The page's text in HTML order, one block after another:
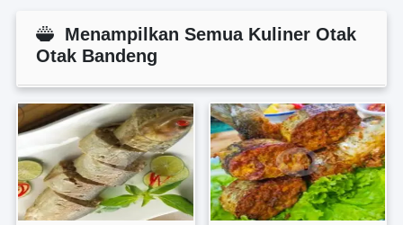
Menampilkan Semua Kuliner Otak
Otak Bandeng